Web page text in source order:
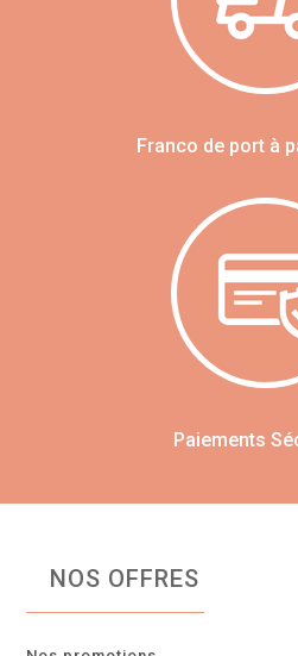
Franco de port à
Paiements
NOS OFFRES